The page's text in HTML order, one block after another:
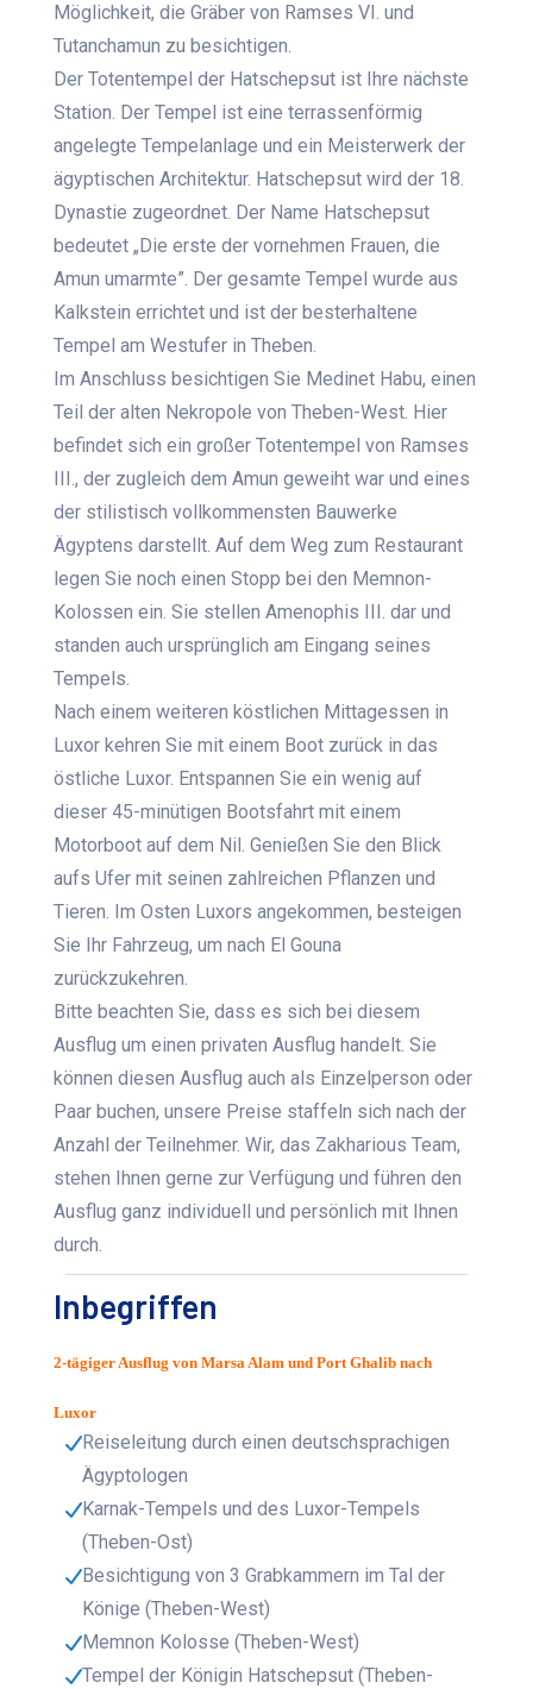
Möglichkeit, die Gräber von Ramses VI. und
Tutanchamun zu besichtigen.
Der Totentempel der Hatschepsut ist Ihre nächste
Station. Der Tempel ist eine terrassenförmig
angelegte Tempelanlage und ein Meisterwerk der
ägyptischen Architektur. Hatschepsut wird der 18.
Dynastie zugeordnet. Der Name Hatschepsut
bedeutet „Die erste der vornehmen Frauen, die
Amun umarmte”. Der gesamte Tempel wurde aus
Kalkstein errichtet und ist der besterhaltene
Tempel am Westufer in Theben.
Im Anschluss besichtigen Sie Medinet Habu, einen
Teil der alten Nekropole von Theben-West. Hier
befindet sich ein großer Totentempel von Ramses
III., der zugleich dem Amun geweiht war und eines
der stilistisch vollkommensten Bauwerke
Ägyptens darstellt. Auf dem Weg zum Restaurant
legen Sie noch einen Stopp bei den Memnon-
Kolossen ein. Sie stellen Amenophis III. dar und
standen auch ursprünglich am Eingang seines
Tempels.
Nach einem weiteren köstlichen Mittagessen in
Luxor kehren Sie mit einem Boot zurück in das
östliche Luxor. Entspannen Sie ein wenig auf
dieser 45-minütigen Bootsfahrt mit einem
Motorboot auf dem Nil. Genießen Sie den Blick
aufs Ufer mit seinen zahlreichen Pflanzen und
Tieren. Im Osten Luxors angekommen, besteigen
Sie Ihr Fahrzeug, um nach El Gouna
zurückzukehren.
Bitte beachten Sie, dass es sich bei diesem
Ausflug um einen privaten Ausflug handelt. Sie
können diesen Ausflug auch als Einzelperson oder
Paar buchen, unsere Preise staffeln sich nach der
Anzahl der Teilnehmer. Wir, das Zakharious Team,
stehen Ihnen gerne zur Verfügung und führen den
Ausflug ganz individuell und persönlich mit Ihnen
durch.
Inbegriffen
2-tägiger Ausflug von Marsa Alam und Port Ghalib nach
Luxor
Reiseleitung durch einen deutschsprachigen
Ägyptologen
Karnak-Tempels und des Luxor-Tempels
(Theben-Ost)
Besichtigung von 3 Grabkammern im Tal der
Könige (Theben-West)
Memnon Kolosse (Theben-West)
Tempel der Königin Hatschepsut (Theben-